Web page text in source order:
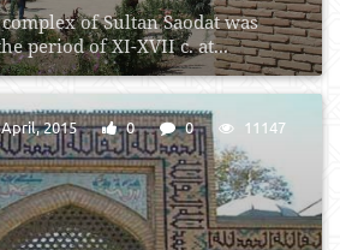
of Sultan Saodat was
period of XI-XVII c. at...
2015 0 0 11147